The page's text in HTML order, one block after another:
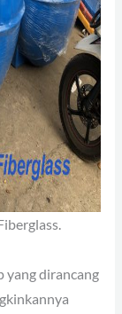
yang dirancang